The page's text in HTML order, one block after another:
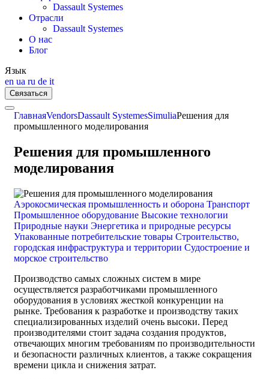
Dassault Systemes
Отрасли
Dassault Systemes
О нас
Блог
Язык
en ua ru de it
Связаться
ГлавнаяVendorsDassault SystemesSimuliaРешения для
промышленного моделирования
Решения для промышленного
моделирования
Аэрокосмическая промышленность и оборона Транспорт
Промышленное оборудование Высокие технологии
Природные науки Энергетика и природные ресурсы
Упакованные потребительские товары Строительство,
городская инфраструктура и территории Судостроение и
морское строительство
Производство самых сложных систем в мире
осуществляется разработчиками промышленного
оборудования в условиях жесткой конкуренции на
рынке. Требования к разработке и производству таких
специализированных изделий очень высоки. Перед
производителями стоит задача создания продуктов,
отвечающих многим требованиям по производительности
и безопасности различных клиентов, а также сокращения
времени цикла и снижения затрат.